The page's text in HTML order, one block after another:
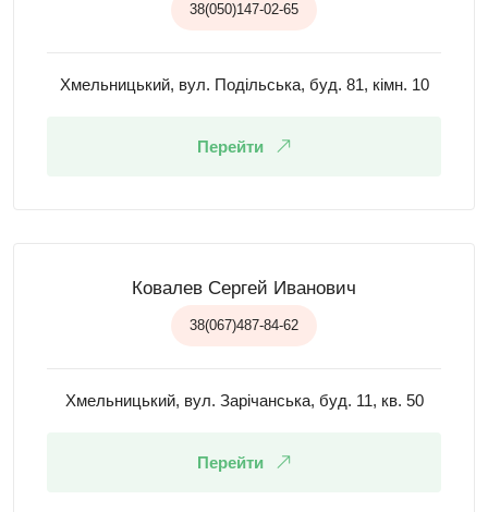
38(050)147-02-65
Хмельницький, вул. Подільська, буд. 81, кімн. 10
Перейти
Ковалев Сергей Иванович
38(067)487-84-62
Хмельницький, вул. Зарічанська, буд. 11, кв. 50
Перейти